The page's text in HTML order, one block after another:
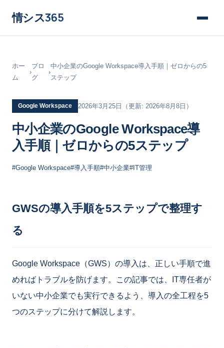
情シス365
ホー
ム
›
ブロ
グ
›
中小企業のGoogle Workspace導入手順｜ゼロからの5
ステップ
Google Workspace 2026年3月25日 （更新: 2026年8月8日）
中小企業のGoogle Workspace導
入手順｜ゼロからの5ステップ
#Google Workspace#導入手順#中小企業#IT管理
GWSの導入手順を5ステップで整理す
る
Google Workspace（GWS）の導入は、正しい手順で進
めればトラブルを防げます。この記事では、IT専任者が
いない中小企業でも実行できるよう、導入の全工程を5
つのステップに分けて解説します。